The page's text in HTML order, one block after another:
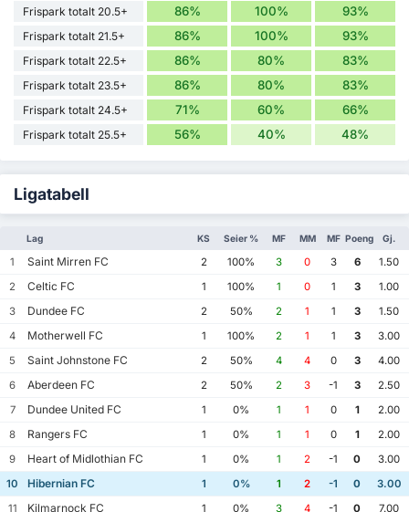
Frispark totalt 20.5+ 86% 100% 93%
Frispark totalt 21.5+ 86% 100% 93%
Frispark totalt 22.5+ 86% 80% 83%
Frispark totalt 23.5+ 86% 80% 83%
Frispark totalt 24.5+ 71% 60% 66%
Frispark totalt 25.5+ 56% 40% 48%
Ligatabell
Lag KS Seier % MF MM MF Poeng Gj.
1 Saint Mirren FC 2 100% 3 0 3 6
1.50
2
Celtic FC 1 100% 1 0 1 3
1.00
3
Dundee FC 2 50% 2 1 1 3
1.50
4
Motherwell FC 1 100% 2 1 1 3
3.00
5
Saint Johnstone FC 2 50% 4 4 0 3
4.00
6
Aberdeen FC 2 50% 2 3 -1 3
2.50
7
Dundee United FC 1 0% 1 1 0 1
2.00
8
Rangers FC 1 0% 1 1 0 1
2.00
9
Heart of Midlothian FC 1 0% 1 2 -1 0
3.00
10
Hibernian FC 1 0% 1 2 -1 0
3.00
11
Kilmarnock FC 1 0% 3 4 -1 0 7.00